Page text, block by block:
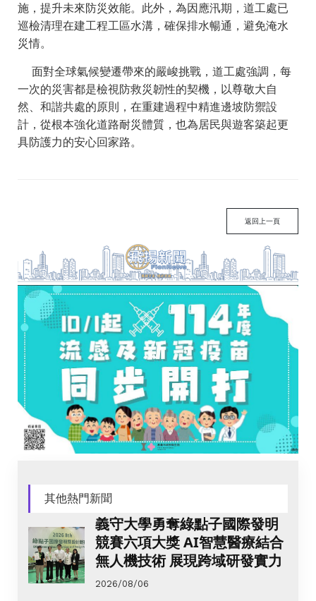
施，提升未來防災效能。此外，為因應汛期，道工處已
巡檢清理在建工程工區水溝，確保排水暢通，避免淹水
災情。
面對全球氣候變遷帶來的嚴峻挑戰，道工處強調，每
一次的災害都是檢視防救災韌性的契機，以尊敬大自
然、和諧共處的原則，在重建過程中精進邊坡防禦設
計，從根本強化道路耐災體質，也為居民與遊客築起更
具防護力的安心回家路。
返回上一頁
其他熱門新聞
義守大學勇奪綠點子國際發明
競賽六項大獎 AI智慧醫療結合
無人機技術 展現跨域研發實力
2026/08/06